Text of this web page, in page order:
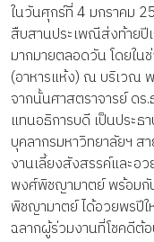
ในวันศุกร์ที่ 4 มกราคม
สืบสานประเพณีส่งท้ายปี
มากมายตลอดวัน โดยใน
(อาหารแห้ง) ณ บริเวณ
จากนั้นศาสตราจารย์ ด
แทนอธิการบดี เป็นประธ
บุคลากรมหาวิทยาลัยฯ ส
งานเลี้ยงสังสรรค์และอ
พงศ์พิชญามาตย์ พร้อมกั
พิชญามาตย์ ได้อวยพรปีใ
ฉลากผู้ร่วมงานที่โชคดีต้